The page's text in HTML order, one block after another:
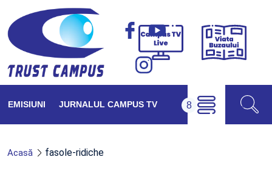
Campus
Viața
EMISIUNI JURNALUL CAMPUS TV
Acasă fasole-ridiche